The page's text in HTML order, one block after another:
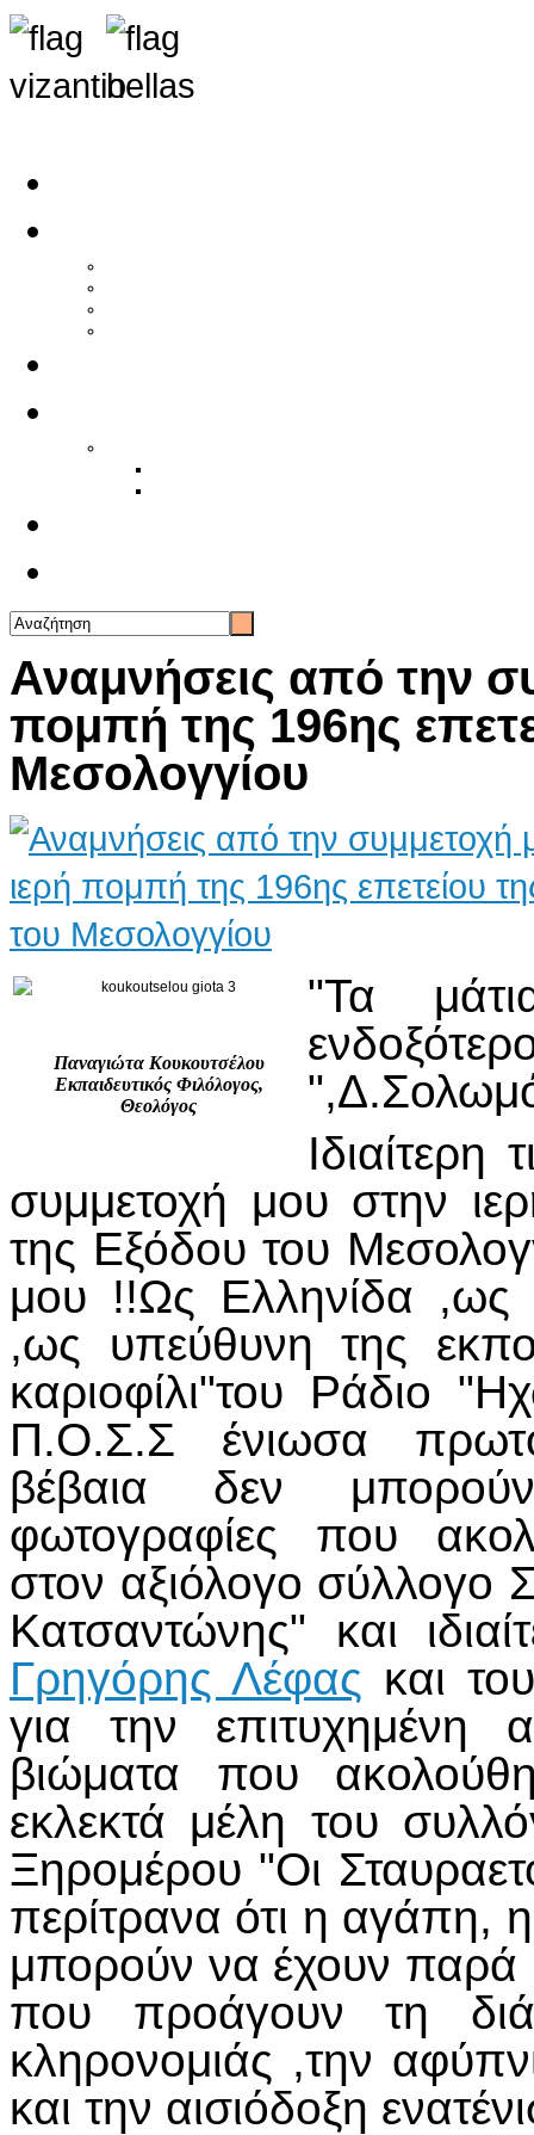
Αναμνήσεις από την
πομπή της 196ης
Μεσολογγίου
Παναγιώτα Κουκουτσέλου
Εκπαιδευτικός Φιλόλογος,
Θεολόγος
"Τα
συμμετοχή μου στην
της Εξόδου του
μου !!Ως Ελληνίδα ,ως
,ως υπεύθυνη της
καριοφίλι"του Ράδιο
Π.Ο.Σ.Σ ένιωσα
βέβαια δεν
φωτογραφίες που
στον αξιόλογο σύλλογο
Κατσαντώνης" και
Γρηγόρης Λέφας και
για την
βιώματα που
εκλεκτά μέλη του
Ξηρομέρου "Οι
περίτρανα ότι η αγάπη,
μπορούν να έχουν παρά
που προάγουν τη
κληρονομιάς ,την
και την αισιόδοξη